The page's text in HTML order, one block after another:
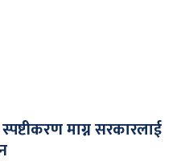
स्पष्टीकरण माग्न सरकारलाई